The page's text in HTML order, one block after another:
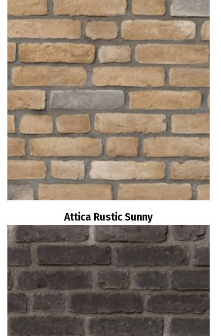
Διαβάστε περισσότερα
Attica Rustic Sunny
Διαβάστε περισσότερα